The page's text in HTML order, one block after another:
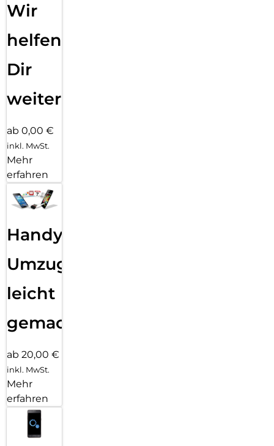
Wir
helfen
Dir
weiter
ab 0,00 €
inkl. MwSt.
Mehr
erfahren
Handy
Umzug
leicht
gemacht!
ab 20,00 €
inkl. MwSt.
Mehr
erfahren